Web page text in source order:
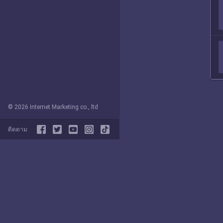
© 2026 Internet Marketing co., ltd
ติดตาม